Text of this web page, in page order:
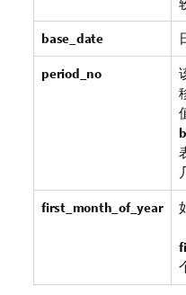
base_date
period_no
first_month_of_year